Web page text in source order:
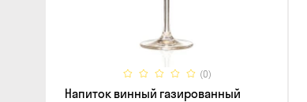
(0)
Напиток винный газированный